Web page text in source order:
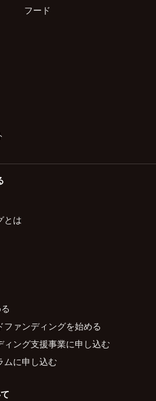
フード
とは
ァンディングを始める
ング支援事業に申し込む
ムに申し込む